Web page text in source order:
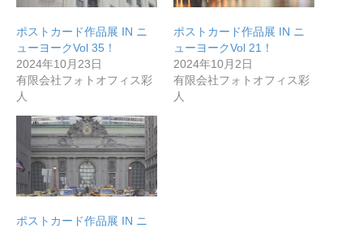
無料で登録したい企業様はこちら
メディア取材受付口はこちら
北海道最強のビジネス課題解決コミュニティ【北海道オ
ンラインアジト】
無料で登録したい企業様はこちら
ポストカード作品展 IN ニ
ューヨークVol 35！
2024年10月23日
有限会社フォトオフィス彩
人
ポストカード作品展 IN ニ
ューヨークVol 21！
2024年10月2日
有限会社フォトオフィス彩
人
ポストカード作品展 IN ニ